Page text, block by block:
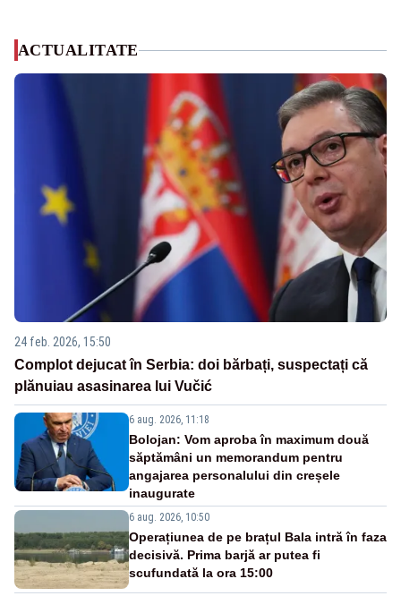
ACTUALITATE
24 feb. 2026, 15:50
Complot dejucat în Serbia: doi bărbați, suspectați că
plănuiau asasinarea lui Vučić
6 aug. 2026, 11:18
Bolojan: Vom aproba în maximum două
săptămâni un memorandum pentru
angajarea personalului din creșele
inaugurate
6 aug. 2026, 10:50
Operațiunea de pe brațul Bala intră în faza
decisivă. Prima barjă ar putea fi
scufundată la ora 15:00